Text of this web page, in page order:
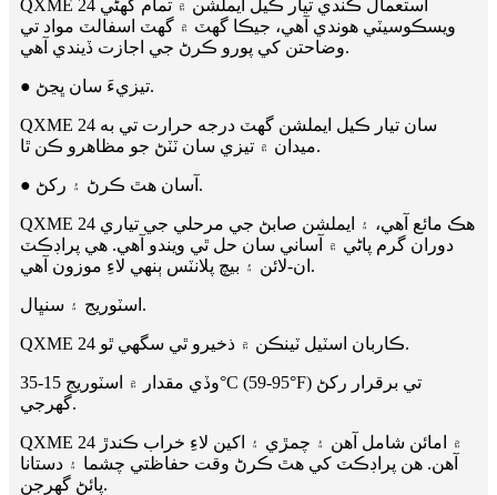
QXME 24 استعمال ڪندي تيار ڪيل ايملشن ۾ تمام گهڻي
ويسڪوسيٽي هوندي آهي، جيڪا گهٽ ۾ گهٽ اسفالٽ مواد تي
وضاحتن کي پورو ڪرڻ جي اجازت ڏيندي آهي.
● تيزيءَ سان ڀڃڻ.
QXME 24 سان تيار ڪيل ايملشن گهٽ درجه حرارت تي به
ميدان ۾ تيزي سان ٽٽڻ جو مظاهرو ڪن ٿا.
● آسان هٿ ڪرڻ ۽ رکڻ.
QXME 24 هڪ مائع آهي، ۽ ايملشن صابڻ جي مرحلي جي تياري
دوران گرم پاڻي ۾ آساني سان حل ٿي ويندو آهي. هي پراڊڪٽ
ان-لائن ۽ بيچ پلانٽس ٻنهي لاءِ موزون آهي.
اسٽوريج ۽ سنڀال.
QXME 24 ڪاربان اسٽيل ٽينڪن ۾ ذخيرو ٿي سگھي ٿو.
وڏي مقدار ۾ اسٽوريج 15-35°C (59-95°F) تي برقرار رکڻ
گهرجي.
QXME 24 ۾ امائن شامل آهن ۽ چمڙي ۽ اکين لاءِ خراب ڪندڙ
آهن. هن پراڊڪٽ کي هٿ ڪرڻ وقت حفاظتي چشما ۽ ​​دستانا
پائڻ گهرجن.